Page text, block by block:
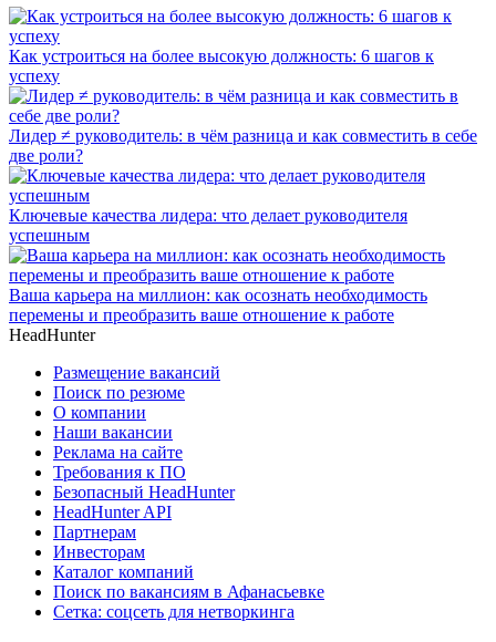
Как устроиться на более высокую должность: 6 шагов к
успеху
Лидер ≠ руководитель: в чём разница и как совместить в себе
две роли?
Ключевые качества лидера: что делает руководителя
успешным
Ваша карьера на миллион: как осознать необходимость
перемены и преобразить ваше отношение к работе
HeadHunter
Размещение вакансий
Поиск по резюме
О компании
Наши вакансии
Реклама на сайте
Требования к ПО
Безопасный HeadHunter
HeadHunter API
Партнерам
Инвесторам
Каталог компаний
Поиск по вакансиям в Афанасьевке
Сетка: соцсеть для нетворкинга